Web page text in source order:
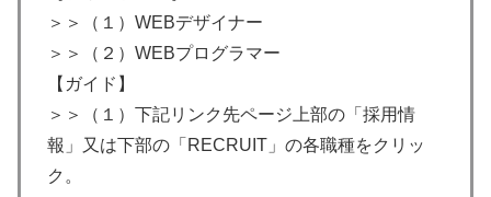
＞＞（１）WEBデザイナー
＞＞（２）WEBプログラマー
【ガイド】
＞＞（１）下記リンク先ページ上部の「採用情
報」又は下部の「RECRUIT」の各職種をクリッ
ク。